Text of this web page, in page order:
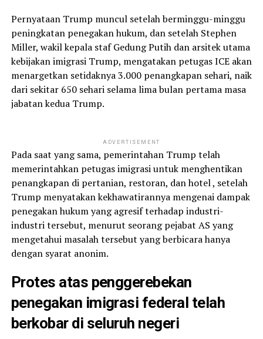
Pernyataan Trump muncul setelah berminggu-minggu
peningkatan penegakan hukum, dan setelah Stephen
Miller, wakil kepala staf Gedung Putih dan arsitek utama
kebijakan imigrasi Trump, mengatakan petugas ICE akan
menargetkan setidaknya 3.000 penangkapan sehari, naik
dari sekitar 650 sehari selama lima bulan pertama masa
jabatan kedua Trump.
ADVERTISEMENT
Pada saat yang sama, pemerintahan Trump telah
memerintahkan petugas imigrasi untuk menghentikan
penangkapan di pertanian, restoran, dan hotel , setelah
Trump menyatakan kekhawatirannya mengenai dampak
penegakan hukum yang agresif terhadap industri-
industri tersebut, menurut seorang pejabat AS yang
mengetahui masalah tersebut yang berbicara hanya
dengan syarat anonim.
Protes atas penggerebekan
penegakan imigrasi federal telah
berkobar di seluruh negeri